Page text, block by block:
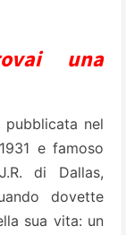
una
pubblicata nel
e famoso
di Dallas,
dovette
sua vita: un